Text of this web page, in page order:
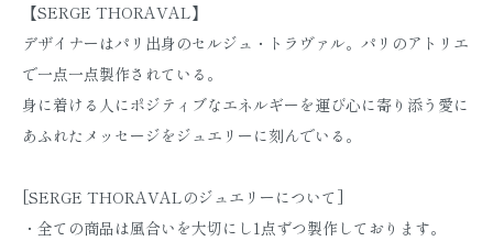
【SERGE THORAVAL】
デザイナーはパリ出身のセルジュ・トラヴァル。パリのアトリエ
で一点一点製作されている。
身に着ける人にポジティブなエネルギーを運び心に寄り添う愛に
あふれたメッセージをジュエリーに刻んでいる。
[SERGE THORAVALのジュエリーについて]
・全ての商品は風合いを大切にし1点ずつ製作しております。